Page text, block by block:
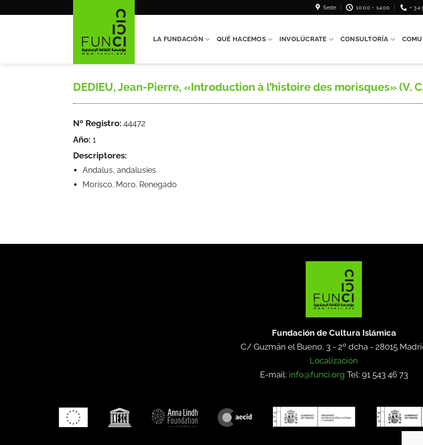
Sede 10:00 - 14:00 + 34
LA FUNDACIÓN QUÉ HACEMOS INVOLÚCRATE CONSULTORÍA
DEDIEU, Jean-Pierre, «Introduction à l’histoire des morisques» (V.
Nº Registro: 44472
Año: 1
Descriptores:
Andalus, andalusíes
Morisco. Moro. Renegado
Fundación de Cultura Islámica
C/ Guzmán el Bueno, 3 - 2º dcha - 28015
Localización
E-mail: info@funci.org Tel: 91 543 46 73